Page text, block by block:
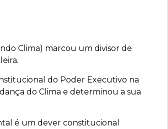
Clima) marcou um divisor de
do Poder Executivo na
do Clima e determinou a sua
é um dever constitucional